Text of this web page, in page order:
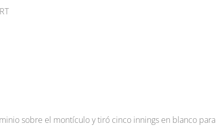
sobre el montículo y tiró cinco innings en blanco para